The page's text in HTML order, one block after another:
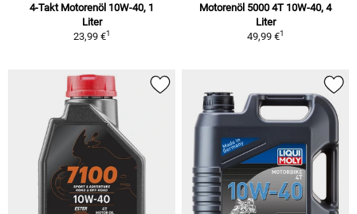
4-Takt Motorenöl 10W-40, 1
Liter
23,99 €1
Motorenöl 5000 4T 10W-40, 4
Liter
49,99 €1